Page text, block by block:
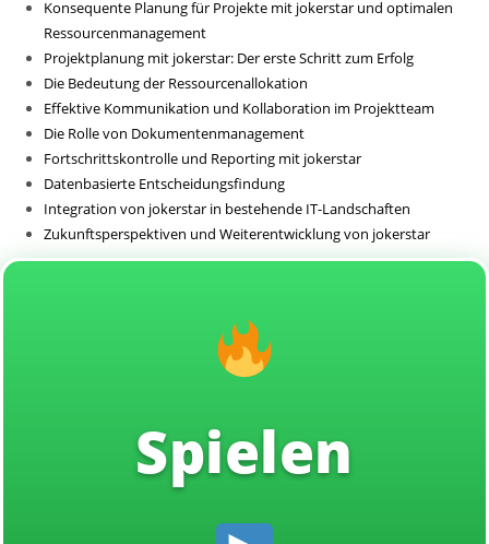
Sin categoría
Konsequente Planung für Projekte mit jokerstar und optimalen
Ressourcenmanagement
Projektplanung mit jokerstar: Der erste Schritt zum Erfolg
Die Bedeutung der Ressourcenallokation
Effektive Kommunikation und Kollaboration im Projektteam
Die Rolle von Dokumentenmanagement
Fortschrittskontrolle und Reporting mit jokerstar
Datenbasierte Entscheidungsfindung
Integration von jokerstar in bestehende IT-Landschaften
Zukunftsperspektiven und Weiterentwicklung von jokerstar
Spielen